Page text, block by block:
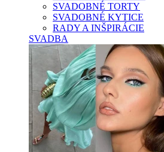
SVADOBNÉ TORTY
SVADOBNÉ KYTICE
RADY A INŠPIRÁCIE
SVADBA